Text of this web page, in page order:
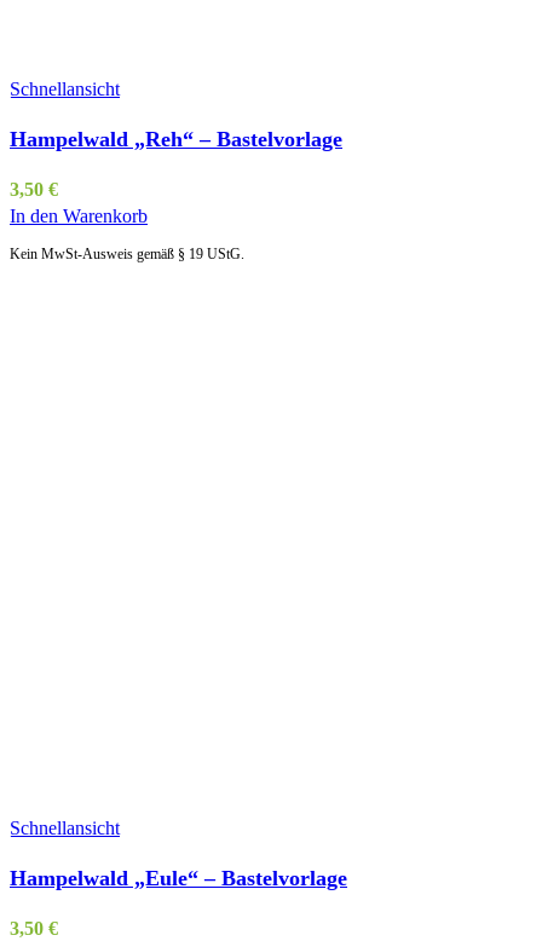
Schnellansicht
Hampelwald „Reh“ – Bastelvorlage
3,50 €
In den Warenkorb
Kein MwSt-Ausweis gemäß § 19 UStG.
Schnellansicht
Hampelwald „Eule“ – Bastelvorlage
3,50 €